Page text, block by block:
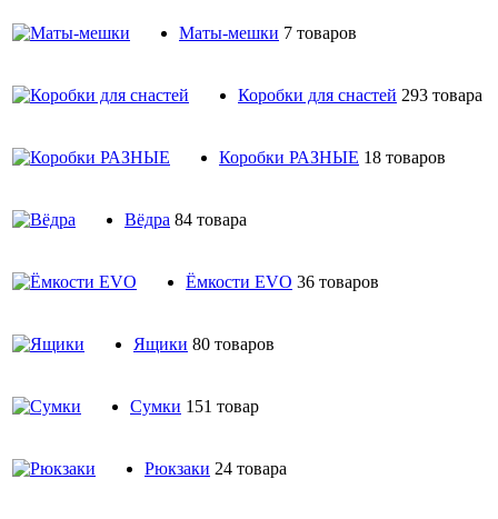
Маты-мешки 7 товаров
Коробки для снастей 293 товара
Коробки РАЗНЫE 18 товаров
Вёдра 84 товара
Ёмкости EVO 36 товаров
Ящики 80 товаров
Сумки 151 товар
Рюкзаки 24 товара